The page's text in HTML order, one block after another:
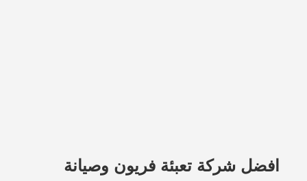
افضل شركة تعبئة فريون وصيانة